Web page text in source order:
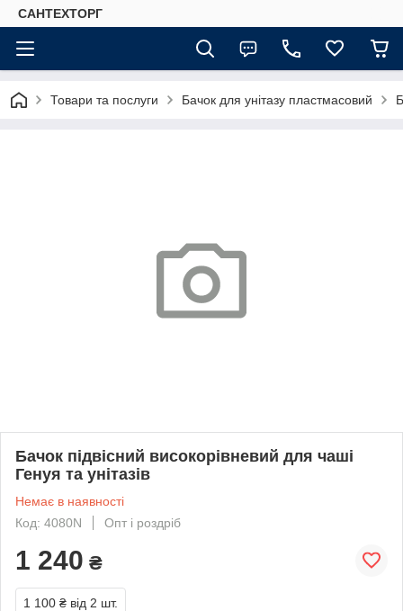
САНТЕХТОРГ
Товари та послуги Бачок для унітазу пластмасовий
Бачок підвісний високорівневий для чаші
Генуя та унітазів
Немає в наявності
Код: 4080N
Опт і роздріб
1 240 ₴
1 100 ₴ від 2 шт.